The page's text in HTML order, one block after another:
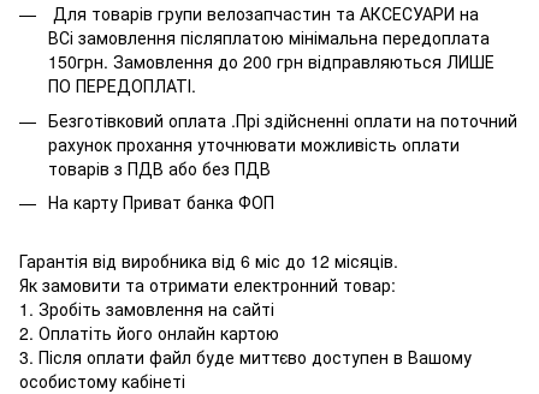
Для товарів групи велозапчастин та АКСЕСУАРИ на
ВСі замовлення післяплатою мінімальна передоплата
150грн. Замовлення до 200 грн відправляються ЛИШЕ
ПО ПЕРЕДОПЛАТІ.
Безготівковий оплата .Прі здійсненні оплати на поточний
рахунок прохання уточнювати можливість оплати
товарів з ПДВ або без ПДВ
На карту Приват банка ФОП
Гарантія від виробника від 6 міс до 12 місяців.
Як замовити та отримати електронний товар:
1. Зробіть замовлення на сайті
2. Оплатіть його онлайн картою
3. Після оплати файл буде миттєво доступен в Вашому
особистому кабінеті